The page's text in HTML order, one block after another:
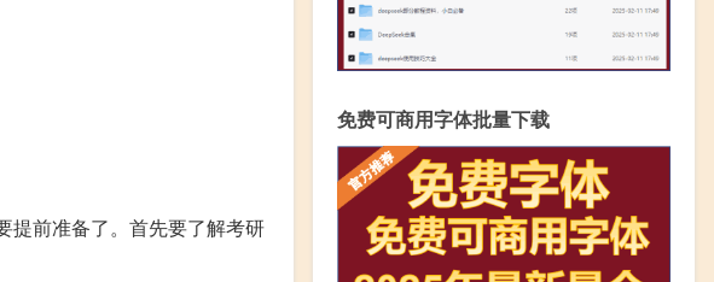
提前准备了。首先要了解考研
免费可商用字体批量下载